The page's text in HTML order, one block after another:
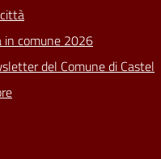
in comune 2026
del Comune di Castel